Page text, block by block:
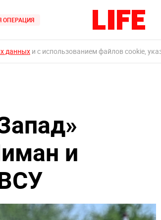
ОПЕРАЦИЯ
данных и с использованием файлов cookie,
и